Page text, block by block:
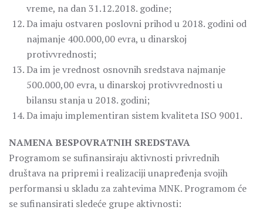
vreme, na dan 31.12.2018. godine;
Da imaju ostvaren poslovni prihod u 2018. godini od
najmanje 400.000,00 evra, u dinarskoj
protivvrednosti;
Da im je vrednost osnovnih sredstava najmanje
500.000,00 evra, u dinarskoj protivvrednosti u
bilansu stanja u 2018. godini;
Da imaju implementiran sistem kvaliteta ISO 9001.
NAMENA BESPOVRATNIH SREDSTAVA
Programom se sufinansiraju aktivnosti privrednih
društava na pripremi i realizaciji unapređenja svojih
performansi u skladu za zahtevima MNK. Programom će
se sufinansirati sledeće grupe aktivnosti: